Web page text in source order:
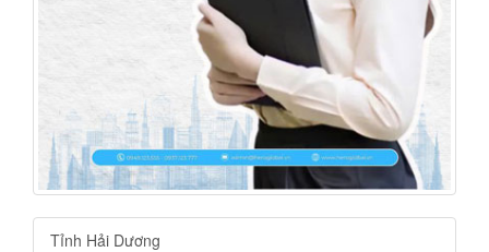
Tỉnh Hải Dương